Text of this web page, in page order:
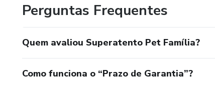
Perguntas Frequentes
Quem avaliou Superatento Pet Família?
Como funciona o “Prazo de Garantia”?